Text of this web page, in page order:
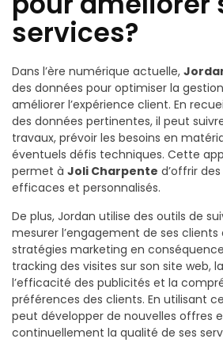
services?
Dans l’ère numérique actuelle,
des données pour optimiser la
améliorer l’expérience client. En
des données pertinentes, il peut
travaux, prévoir les besoins en
éventuels défis techniques. Cette
permet à Joli Charpente d’offrir
efficaces et personnalisés.
De plus, Jordan utilise des outils de
mesurer l’engagement de ses clients
stratégies marketing en
tracking des visites sur son site web,
l’efficacité des publicités et la
préférences des clients. En utilisant
peut développer de nouvelles offres
continuellement la qualité de ses